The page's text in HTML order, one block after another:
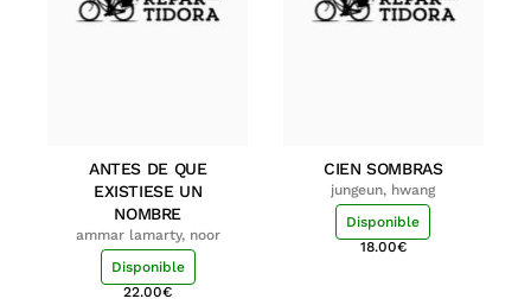
ANTES DE QUE
EXISTIESE UN
NOMBRE
ammar lamarty, noor
Disponible
22.00€
CIEN SOMBRAS
jungeun, hwang
Disponible
18.00€